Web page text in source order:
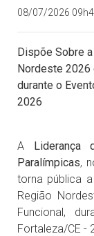
08/07/2026
Dispõe Sobre
Nordeste 2026
durante o
2026
A Liderança
Paralímpicas,
torna pública
Região
Funcional,
Fortaleza/CE -